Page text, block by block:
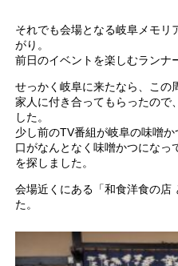
それでも会場となる岐阜メモリ
がり。
前日のイベントを楽しむランナ
せっかく岐阜に来たなら、この
家人に付き合ってもらったので
した。
少し前のTV番組が岐阜の味噌か
口がなんとなく味噌かつになっ
を探しました。
会場近くにある「和食洋食の店
た。